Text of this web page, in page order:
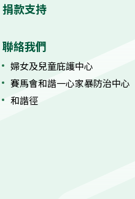
捐款支持
聯絡我們
婦女及兒童庇護中心
賽馬會和諧一心家暴防治中心
和諧徑